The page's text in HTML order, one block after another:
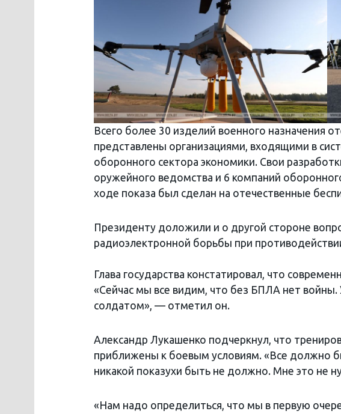
Всего более 30 изделий военного назначения
представлены организациями, входящими в
оборонного сектора экономики. Свои
оружейного ведомства и 6 компаний
ходе показа был сделан на отечественные
Президенту доложили и о другой стороне
радиоэлектронной борьбы при
Глава государства констатировал, что
«Сейчас мы все видим, что без БПЛА нет войны.
солдатом», — отметил он.
Александр Лукашенко подчеркнул, что
приближены к боевым условиям. «Все должно
никакой показухи быть не должно. Мне это не
«Нам надо определиться, что мы в первую